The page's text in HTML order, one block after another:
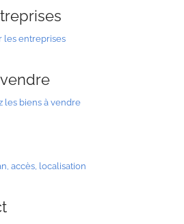
les entreprises
les biens à vendre
accès, localisation